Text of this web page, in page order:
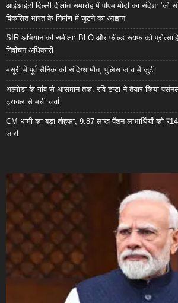
आईआईटी दिल्ली दीक्षांत समारोह में पीएम मोदी का संदेश: ‘जो
विकसित भारत के निर्माण में जुटने का आह्वान
SIR अभियान की समीक्षा: BLO और फील्ड स्टाफ को
निर्वाचन अधिकारी
मसूरी में पूर्व सैनिक की संदिग्ध मौत, पुलिस जांच में जुटी
अल्मोड़ा के गांव से आसमान तक: रवि टम्टा ने तैयार किया
ट्रायल से मची चर्चा
CM धामी का बड़ा तोहफा, 9.87 लाख पेंशन लाभार्थियों को
जारी